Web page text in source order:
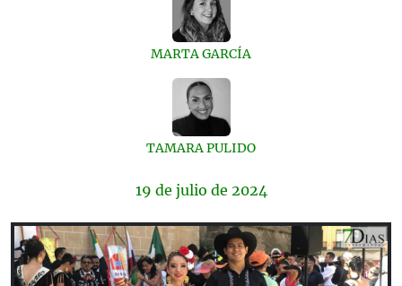
MARTA GARCÍA
TAMARA PULIDO
19 de julio de 2024